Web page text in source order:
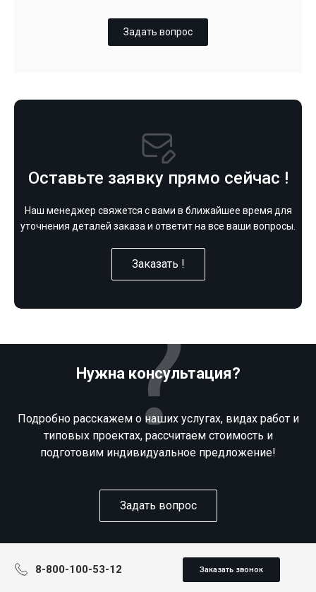
Задать вопрос
Оставьте заявку прямо сейчас !
Наш менеджер свяжется с вами в ближайшее время для
уточнения деталей заказа и ответит на все ваши вопросы.
Заказать !
Нужна консультация?
Подробно расскажем о наших услугах, видах работ и
типовых проектах, рассчитаем стоимость и
подготовим индивидуальное предложение!
Задать вопрос
8-800-100-53-12 Заказать звонок